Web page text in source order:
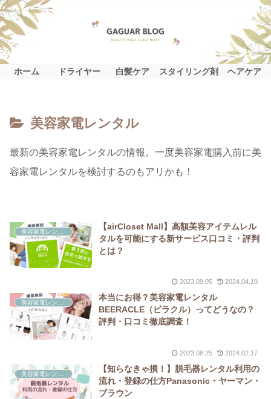
ホーム ドライヤー 白髪ケア スタイリング剤 ヘアケア
美容家電レンタル
最新の美容家電レンタルの情報。一度美容家電購入前に美
容家電レンタルを検討するのもアリかも！
【airCloset Mall】高額美容アイテムレル
タルを可能にする新サービス口コミ・評判
とは？
2023.09.05 2024.04.19
美容家電レンタル
本当にお得？美容家電レンタル
BEERACLE（ビラクル）ってどうなの？
評判・口コミ徹底調査！
2023.08.25 2024.02.17
【知らなきゃ損！】脱毛器レンタル利用の
流れ・登録の仕方Panasonic・ヤーマン・
ブラウン